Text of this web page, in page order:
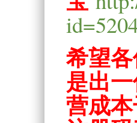
希望
是出
营成